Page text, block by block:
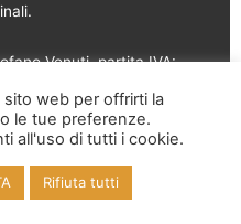
Venuti, partita IVA:
s.r.l.Via Serviliano
02 56568491 – Part. IVA
MI-2126817
web per offrirti la
le tue preferenze.
all'uso di tutti i cookie.
Rifiuta tutti